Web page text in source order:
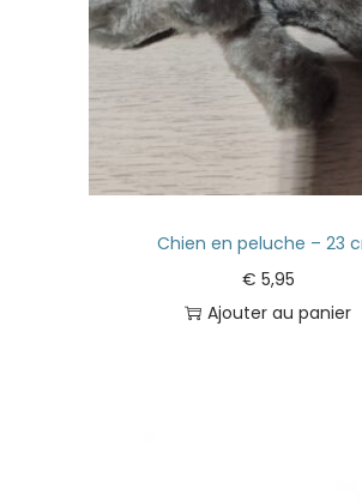
Chien en peluche – 23
€ 5,95
Ajouter au panier